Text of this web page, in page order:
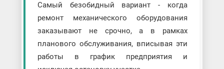
Самый безобидный вариант - когда
ремонт механического оборудования
заказывают не срочно, а в рамках
планового обслуживания, вписывая эти
работы в график предприятия и